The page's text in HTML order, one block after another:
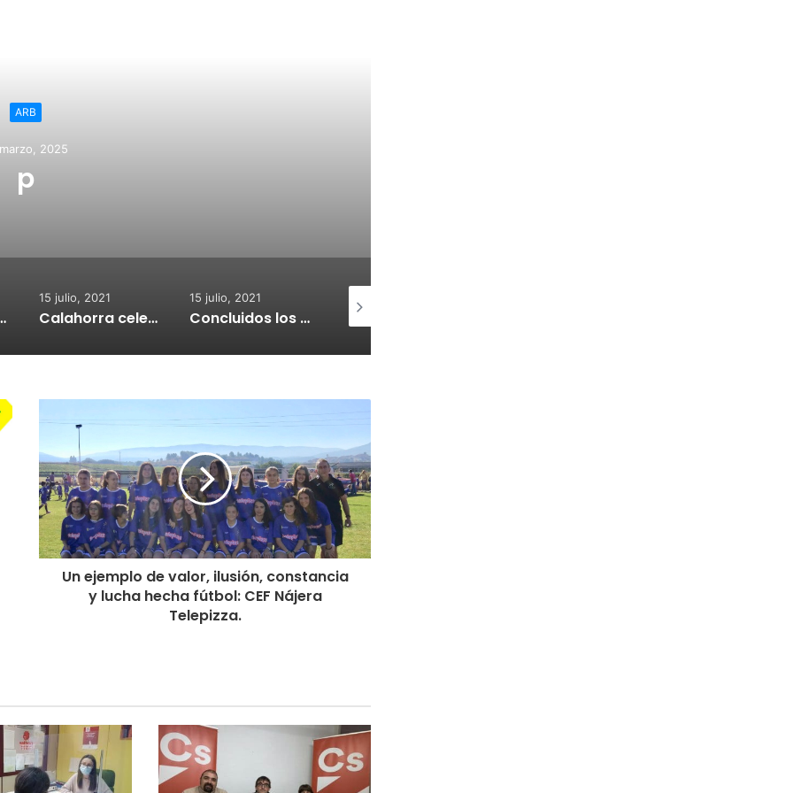
Calahorra celebrará el Croquetur II Concluidos los trabajos de reposición del asfaltado de Calahorra
Un ejemplo de valor, ilusión, constancia
y lucha hecha fútbol: CEF Nájera
Telepizza.